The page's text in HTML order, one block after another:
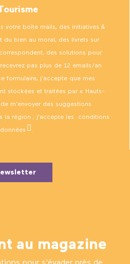
votre boîte mails, des initiatives &
du bien au moral, des livrets sur
des solutions pour
pas plus de 12 emails/an
formulaire, j’accepte que mes
stockées et traitées par « Hauts-
m’envoyer des suggestions
la région ; j’accepte les conditions
.
au magazine